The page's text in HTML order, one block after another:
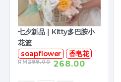
七夕新品｜Kitty多巴胺小
花篮
soapflower
香皂花
RM288.00 268.00